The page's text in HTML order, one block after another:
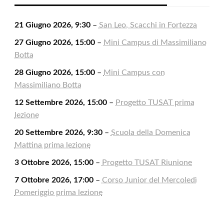
21 Giugno 2026, 9:30– San Leo, Scacchi in Fortezza
27 Giugno 2026, 15:00– Mini Campus di Massimiliano
Botta
28 Giugno 2026, 15:00– Mini Campus con
Massimiliano Botta
12 Settembre 2026, 15:00– Progetto TUSAT prima
lezione
20 Settembre 2026, 9:30– Scuola della Domenica
Mattina prima lezione
3 Ottobre 2026, 15:00– Progetto TUSAT Riunione
7 Ottobre 2026, 17:00– Corso Junior del Mercoledì
Pomeriggio prima lezione